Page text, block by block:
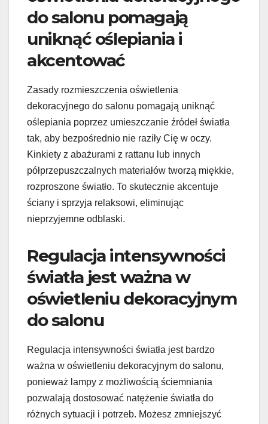
do salonu pomagają
uniknąć oślepiania i
akcentować
Zasady rozmieszczenia oświetlenia
dekoracyjnego do salonu pomagają uniknąć
oślepiania poprzez umieszczanie źródeł światła
tak, aby bezpośrednio nie raziły Cię w oczy.
Kinkiety z abażurami z rattanu lub innych
półprzepuszczalnych materiałów tworzą miękkie,
rozproszone światło. To skutecznie akcentuje
ściany i sprzyja relaksowi, eliminując
nieprzyjemne odblaski.
Regulacja intensywności
światła jest ważna w
oświetleniu dekoracyjnym
do salonu
Regulacja intensywności światła jest bardzo
ważna w oświetleniu dekoracyjnym do salonu,
ponieważ lampy z możliwością ściemniania
pozwalają dostosować natężenie światła do
różnych sytuacji i potrzeb. Możesz zmniejszyć